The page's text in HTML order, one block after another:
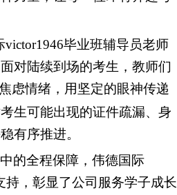
毕业班辅导员老师
对陆续到场的考生，教师们
虑情绪，用坚定的眼神传递
生可能出现的证件疏漏、身
有序推进。
的全程保障，伟德国际
持 ，彰显了公司服务学子成长